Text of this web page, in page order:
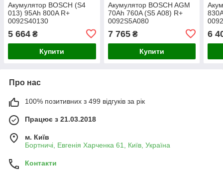
Акумулятор BOSCH (S4
013) 95Ah 800A R+
0092S40130
5 664 ₴
Купити
Акумулятор BOSCH AGM
70Ah 760A (S5 A08) R+
0092S5A080
7 765₴
Купити
6
Про нас
100% позитивних з 499 відгуків за рік
Працює з 21.03.2018
м. Київ
Бортничі, Евгенія Харченка 61, Київ, Україна
Контакти